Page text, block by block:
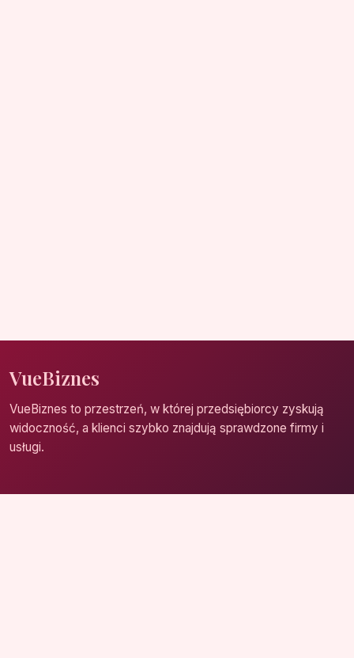
VueBiznes
VueBiznes to przestrzeń, w której przedsiębiorcy zyskują
widoczność, a klienci szybko znajdują sprawdzone firmy i
usługi.